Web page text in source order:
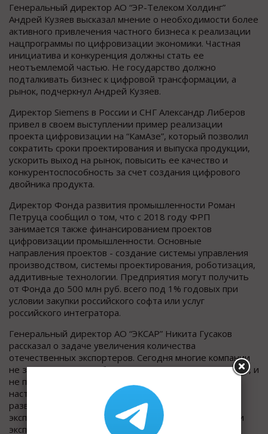
Генеральный директор АО “ЭР-Телеком Холдинг”
Андрей Кузяев высказал мнение о необходимости более
активного привлечения частного бизнеса к реализации
нацпрограммы по цифровизации экономики. Частная
инициатива и конкуренция должны стать ее
неотъемлемой частью. Не государство должно
подталкивать бизнес к цифровой трансформации, а
рынок, подчеркнул Андрей Кузяев.
Директор Siemens в России и СНГ Александр Либеров
привел в своем выступлении пример реализации
проекта цифровизации на “КамАзе”, который позволил
сократить сроки проектирования и выпуска продукции,
ускорить выход на рынок, повысить ее качество и
конкурентоспособность за счет создания цифрового
двойника продукта.
Директор Фонда развития промышленности Роман
Петруца сообщил о том, что с 2018 году ФРП
занимается также финансированием проектов
цифровизации промышленности. Основные
направления проектов - создание системы управления
производством, системы проектирования, роботизация,
аддитивные технологии. Предприятия могут получить
от Фонда до 500 млн руб. всего под 1% годовых при
условии закупки российского софта или услуг
российского интегратора.
Генеральный директор АО “ЭКСАР” Никита Гусаков
рассказал о задаче увеличения количества
отечественных экспортеров. Сегодня многие компании
не знают, что востребовано на международном рынке, и
не пользуются мерами господдержки экспорта. В
настоящее время Российский экспортный центр
развивает проект “одного
окна” для российских
экспортеров, который включает цифровизацию части
экспортных операций.